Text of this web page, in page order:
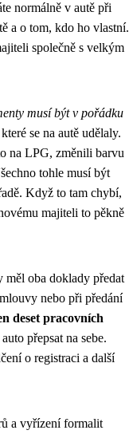
normálně v autě při
a o tom, kdo ho vlastní.
společně s velkým
musí být v pořádku
se na autě udělaly.
na LPG, změnili barvu
tohle musí být
Když to tam chybí,
majiteli to pěkně
měl oba doklady předat
nebo při předání
deset pracovních
přepsat na sebe.
o registraci a další
a vyřízení formalit